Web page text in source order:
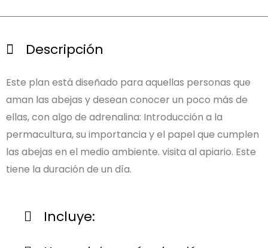
Descripción
Este plan está diseñado para aquellas personas que
aman las abejas y desean conocer un poco más de
ellas, con algo de adrenalina: Introducción a la
permacultura, su importancia y el papel que cumplen
las abejas en el medio ambiente. visita al apiario. Este
tiene la duración de un día.
Incluye: